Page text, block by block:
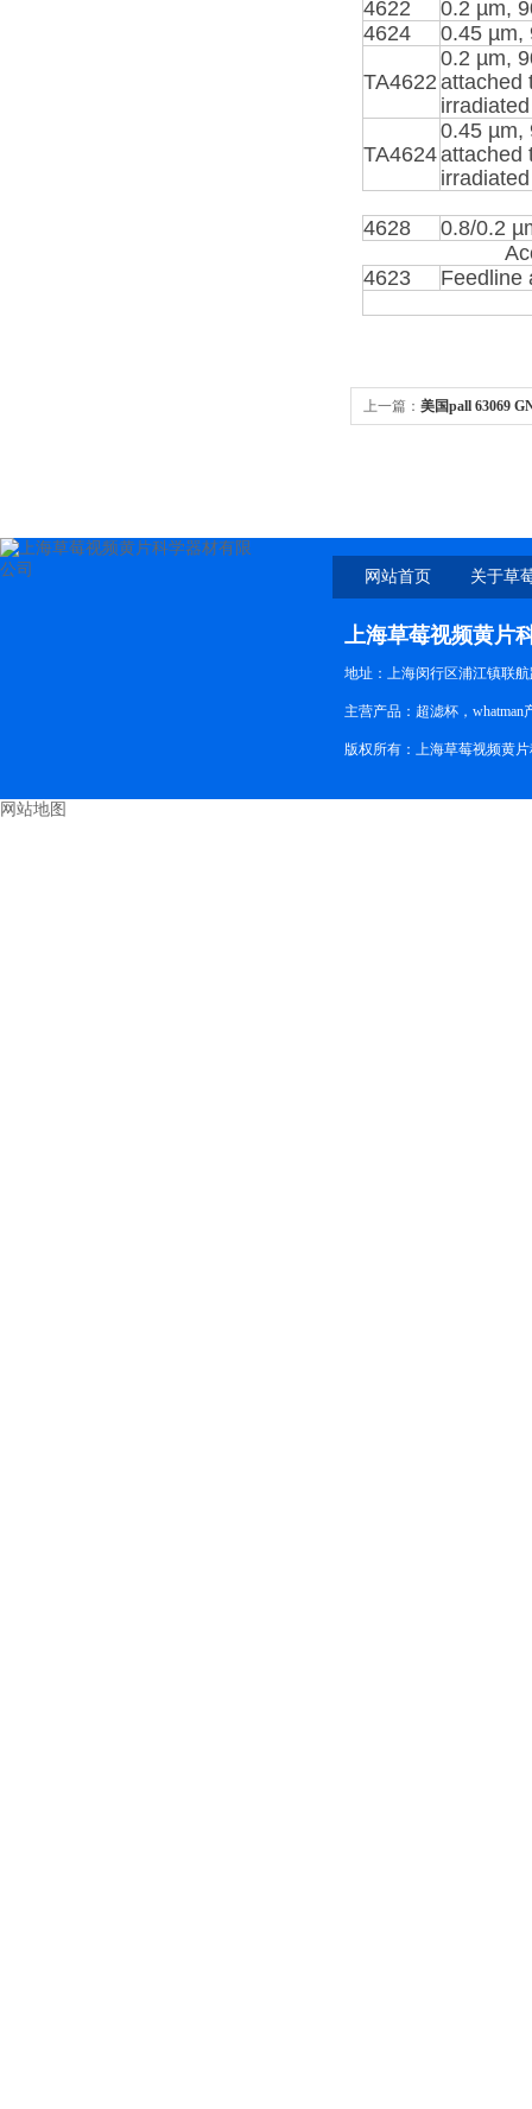
4622
0.2 µm,
4624
0.45 µm,
TA4622
0.2 µm,
attached
irradiated
TA4624
0.45 µm,
attached
irradiated
4628
0.8/0.2
4623
Feedline
上一篇： 美国pall 63069
网站首页 关于草
上海草莓视频黄片
地址：上海闵行区浦江镇联
主营产品：超滤杯，whatman
版权所有：上海草莓视频黄
网站地图